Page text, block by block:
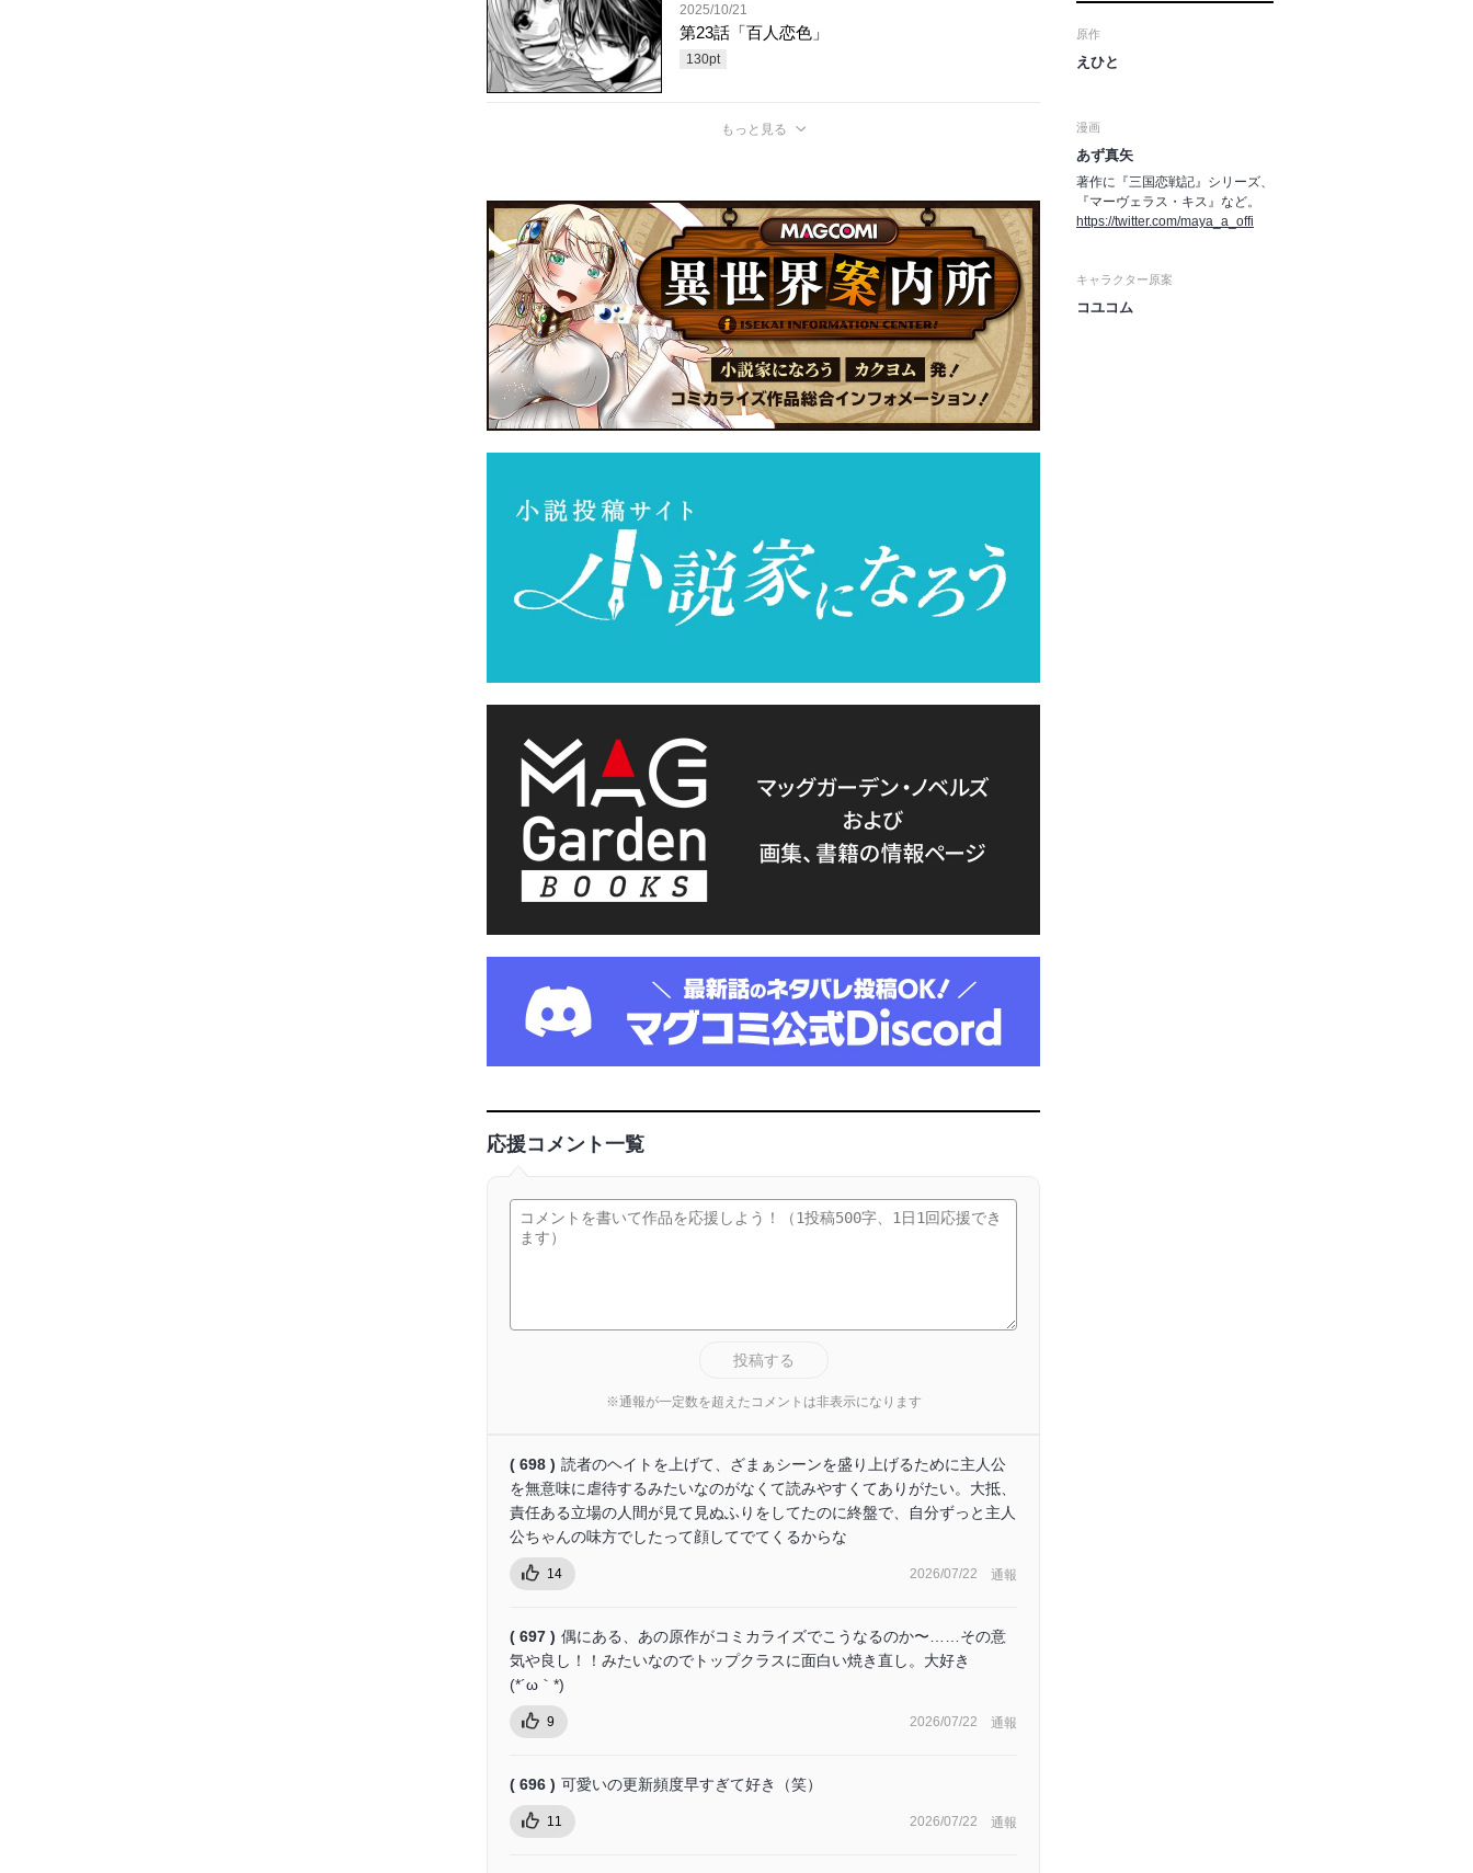
2025/10/21
第23話「百人恋色」
130pt
もっと見る
応援コメント一覧
投稿する
※通報が一定数を超えたコメントは非表示になります
( 698 ) 読者のヘイトを上げて、ざまぁシーンを盛り上げるために主人公
を無意味に虐待するみたいなのがなくて読みやすくてありがたい。大抵、
責任ある立場の人間が見て見ぬふりをしてたのに終盤で、自分ずっと主人
公ちゃんの味方でしたって顔してでてくるからな
14 2026/07/22 通報
( 697 ) 偶にある、あの原作がコミカライズでこうなるのか〜……その意
気や良し！！みたいなのでトップクラスに面白い焼き直し。大好き
(⁠*⁠´⁠ω⁠｀⁠*⁠)
9 2026/07/22 通報
( 696 ) 可愛いの更新頻度早すぎて好き（笑）
11 2026/07/22 通報
原作
えひと
漫画
あず真矢
著作に『三国恋戦記』シリーズ、
『マーヴェラス・キス』など。
https://twitter.com/maya_a_offi
キャラクター原案
コユコム